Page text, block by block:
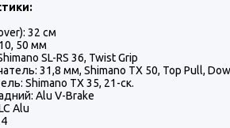
32 см
50 мм
SL-RS 36, Twist Grip
31,8 мм, Shimano TX 50, Top Pull,
Shimano TX 35, 21-ск.
Alu V-Brake
Alu